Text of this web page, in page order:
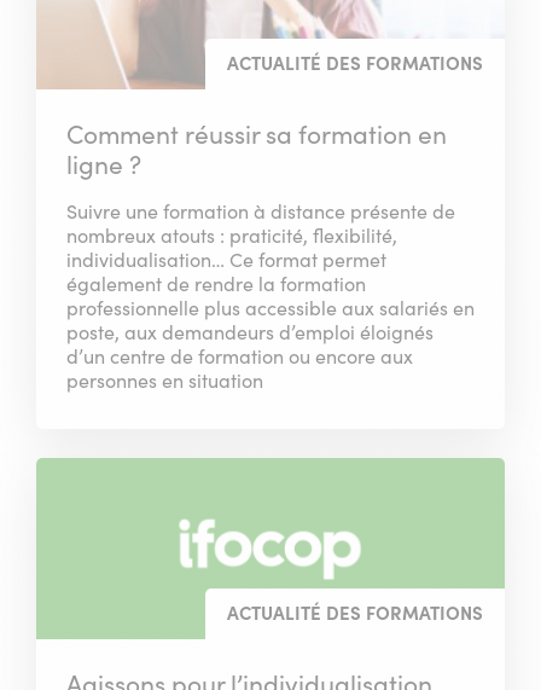
ACTUALITÉ DES FORMATIONS
Comment réussir sa formation en
ligne ?
Suivre une formation à distance présente de
nombreux atouts : praticité, flexibilité,
individualisation… Ce format permet
également de rendre la formation
professionnelle plus accessible aux salariés en
poste, aux demandeurs d’emploi éloignés
d’un centre de formation ou encore aux
personnes en situation
ACTUALITÉ DES FORMATIONS